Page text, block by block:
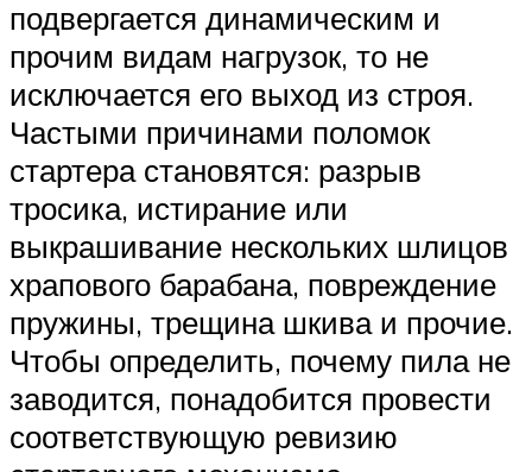
подвергается динамическим и
прочим видам нагрузок, то не
исключается его выход из строя.
Частыми причинами поломок
стартера становятся: разрыв
тросика, истирание или
выкрашивание нескольких шлицов
храпового барабана, повреждение
пружины, трещина шкива и прочие.
Чтобы определить, почему пила не
заводится, понадобится провести
соответствующую ревизию